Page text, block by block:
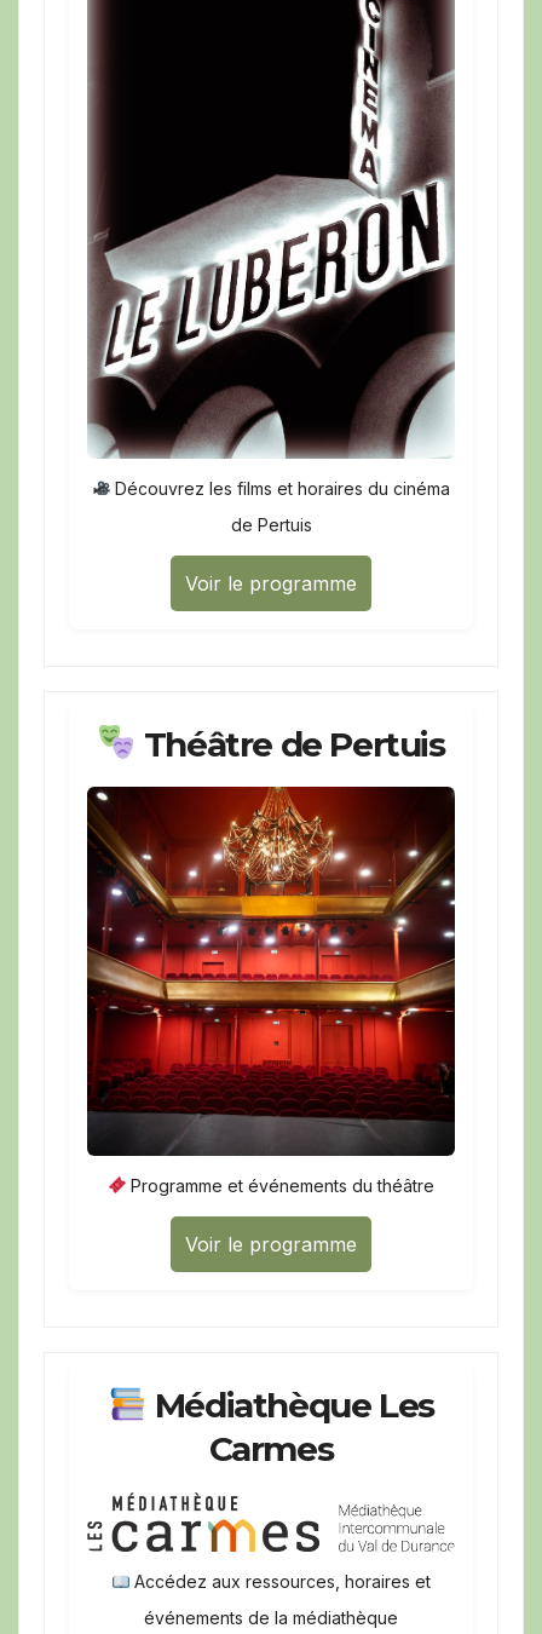
Découvrez les films et horaires du cinéma
de Pertuis
Voir le programme
Théâtre de Pertuis
Programme et événements du théâtre
Voir le programme
Médiathèque Les
Carmes
Accédez aux ressources, horaires et
événements de la médiathèque